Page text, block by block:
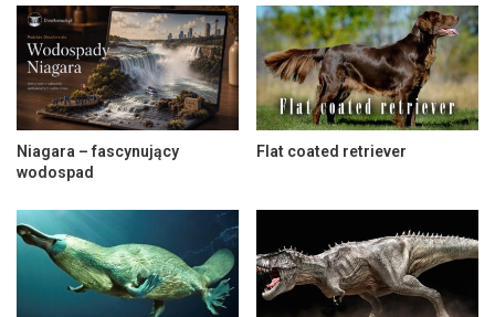
Niagara – fascynujący
wodospad
Flat coated retriever